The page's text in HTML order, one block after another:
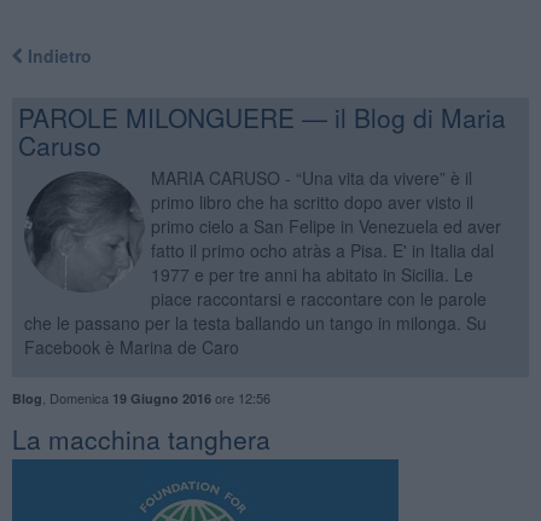
Indietro
PAROLE MILONGUERE — il Blog di Maria
Caruso
MARIA CARUSO - “Una vita da vivere” è il
primo libro che ha scritto dopo aver visto il
primo cielo a San Felipe in Venezuela ed aver
fatto il primo ocho atràs a Pisa. E' in Italia dal
1977 e per tre anni ha abitato in Sicilia. Le
piace raccontarsi e raccontare con le parole
che le passano per la testa ballando un tango in milonga. Su
Facebook è Marina de Caro
Blog Domenica 19 Giugno 2016ore 12:56
La macchina tanghera